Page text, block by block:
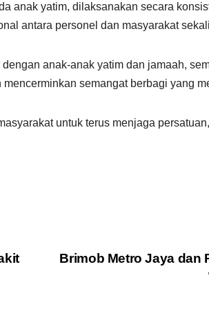
anak yatim, dilaksanakan secara
antara personel dan masyarakat
anak-anak yatim dan jamaah,
semangat berbagi yang
untuk terus menjaga
Brimob Metro Jaya dan